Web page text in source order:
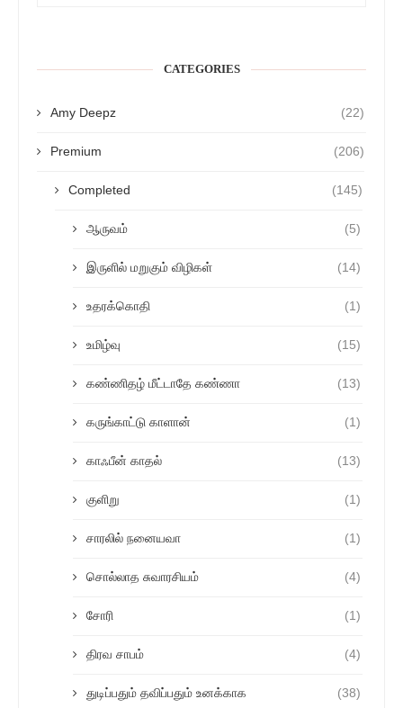
CATEGORIES
Amy Deepz (22)
Premium (206)
Completed (145)
ஆருவம் (5)
இருளில் மறுகும் விழிகள் (14)
உதரக்கொதி (1)
உமிழ்வு (15)
கண்ணிதழ் மீட்டாதே கண்ணா (13)
கருங்காட்டு காளான் (1)
காஃபீன் காதல் (13)
குளிறு (1)
சாரலில் நனையவா (1)
சொல்லாத சுவாரசியம் (4)
சோரி (1)
திரவ சாபம் (4)
துடிப்பதும் தவிப்பதும் உனக்காக (38)